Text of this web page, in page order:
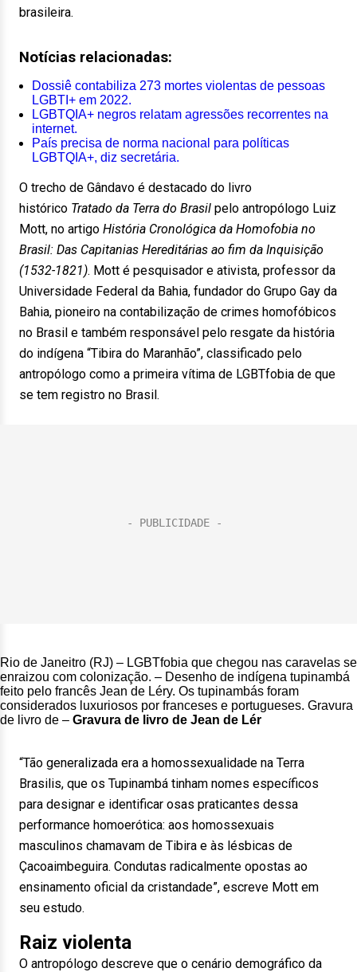
brasileira.
Notícias relacionadas:
Dossiê contabiliza 273 mortes violentas de pessoas
LGBTI+ em 2022.
LGBTQIA+ negros relatam agressões recorrentes na
internet.
País precisa de norma nacional para políticas
LGBTQIA+, diz secretária.
O trecho de Gândavo é destacado do livro
histórico Tratado da Terra do Brasil pelo antropólogo Luiz
Mott, no artigo História Cronológica da Homofobia no
Brasil: Das Capitanias Hereditárias ao fim da Inquisição
(1532-1821). Mott é pesquisador e ativista, professor da
Universidade Federal da Bahia, fundador do Grupo Gay da
Bahia, pioneiro na contabilização de crimes homofóbicos
no Brasil e também responsável pelo resgate da história
do indígena “Tibira do Maranhão”, classificado pelo
antropólogo como a primeira vítima de LGBTfobia de que
se tem registro no Brasil.
Rio de Janeitro (RJ) – LGBTfobia que chegou nas caravelas se
enraizou com colonização. – Desenho de indígena tupinambá
feito pelo francês Jean de Léry. Os tupinambás foram
considerados luxuriosos por franceses e portugueses. Gravura
de livro de – Gravura de livro de Jean de Lér
“Tão generalizada era a homossexualidade na Terra
Brasilis, que os Tupinambá tinham nomes específicos
para designar e identificar osas praticantes dessa
performance homoerótica: aos homossexuais
masculinos chamavam de Tibira e às lésbicas de
Çacoaimbeguira. Condutas radicalmente opostas ao
ensinamento oficial da cristandade”, escreve Mott em
seu estudo.
Raiz violenta
O antropólogo descreve que o cenário demográfico da